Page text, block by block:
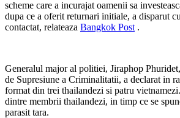
scheme care a incurajat oamenii sa
dupa ce a oferit returnari initiale, a disparut
contactat, relateaza Bangkok Post .
Generalul major al politiei, Jiraphop
de Supresiune a Criminalitatii, a declarat in
format din trei thailandezi si patru
dintre membrii thailandezi, in timp ce se
parasit tara.